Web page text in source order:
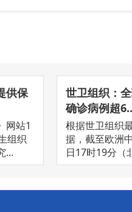
供保
网站1
组织
...
世卫组织：
确诊病例超
根据世卫组织
据，截至欧洲
日17时19分（